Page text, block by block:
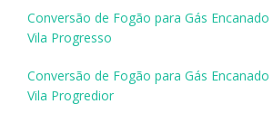
Conversão de Fogão para Gás
Vila Progresso
Conversão de Fogão para Gás
Vila Progredior